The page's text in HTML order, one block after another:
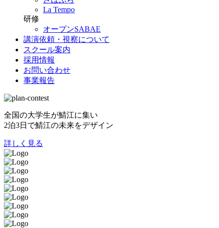
La Tempo
研修
オープンSABAE
講演依頼・視察について
スクール案内
採用情報
お問い合わせ
事業報告
全国の大学生が鯖江に集い
2泊3日で鯖江の未来をデザイン
詳しく見る